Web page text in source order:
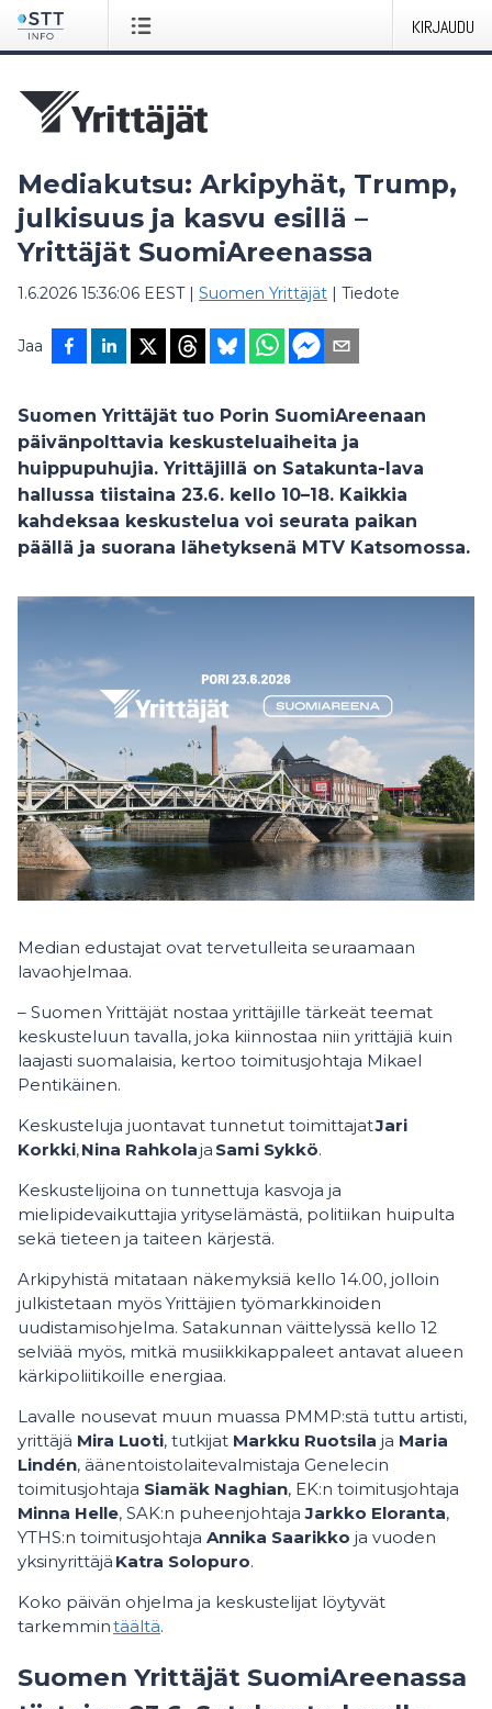
KIRJAUDU
Mediakutsu: Arkipyhät, Trump,
julkisuus ja kasvu esillä –
Yrittäjät SuomiAreenassa
1.6.2026 15:36:06 EEST| Suomen Yrittäjät | Tiedote
Jaa
Suomen Yrittäjät tuo Porin SuomiAreenaan
päivänpolttavia keskusteluaiheita ja
huippupuhujia. Yrittäjillä on Satakunta-lava
hallussa tiistaina 23.6. kello 10–18. Kaikkia
kahdeksaa keskustelua voi seurata paikan
päällä ja suorana lähetyksenä MTV Katsomossa.
Median edustajat ovat tervetulleita seuraamaan
lavaohjelmaa.
– Suomen Yrittäjät nostaa yrittäjille tärkeät teemat
keskusteluun tavalla, joka kiinnostaa niin yrittäjiä kuin
laajasti suomalaisia, kertoo toimitusjohtaja Mikael
Pentikäinen.
Keskusteluja juontavat tunnetut toimittajatJari
Korkki,Nina Rahkolaja Sami Sykkö.
Keskustelijoina on tunnettuja kasvoja ja
mielipidevaikuttajia yrityselämästä, politiikan huipulta
sekä tieteen ja taiteen kärjestä.
Arkipyhistä mitataan näkemyksiä kello 14.00, jolloin
julkistetaan myös Yrittäjien työmarkkinoiden
uudistamisohjelma. Satakunnan väittelyssä kello 12
selviää myös, mitkä musiikkikappaleet antavat alueen
kärkipoliitikoille energiaa.
Lavalle nousevat muun muassa PMMP:stä tuttu artisti,
yrittäjä Mira Luoti, tutkijat Markku Ruotsila ja Maria
Lindén, äänentoistolaitevalmistaja Genelecin
toimitusjohtaja Siamäk Naghian, EK:n toimitusjohtaja
Minna Helle, SAK:n puheenjohtajaJarkko Eloranta,
YTHS:n toimitusjohtaja Annika Saarikko ja vuoden
yksinyrittäjä Katra Solopuro.
Koko päivän ohjelma ja keskustelijat löytyvät
tarkemmintäältä.
Suomen Yrittäjät SuomiAreenassa